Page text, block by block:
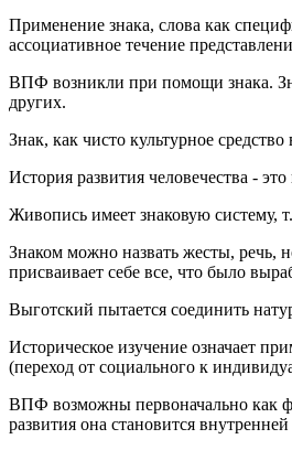
Применение знака, слова как
ассоциативное течение
ВПФ возникли при помощи знака.
других.
Знак, как чисто культурное
История развития человечества -
Живопись имеет знаковую систему,
Знаком можно назвать жесты, речь,
присваивает себе все, что было
Выготский пытается соединить
Историческое изучение означает
(переход от социального к
ВПФ возможны первоначально как
развития она становится